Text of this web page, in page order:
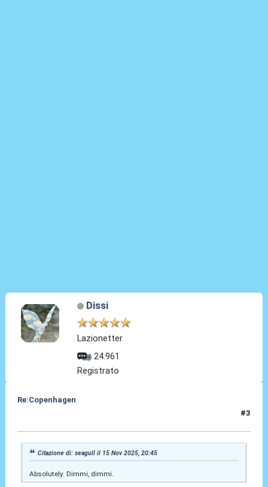
Dissi
Lazionetter
24.961
Registrato
Re:Copenhagen
#3
Citazione di: seagull il 15 Nov 2025, 20:45
Absolutely. Dimmi, dimmi.